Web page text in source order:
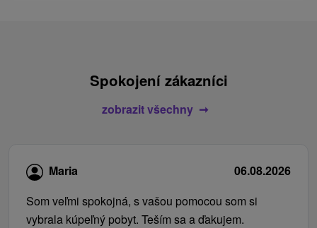
Spokojení zákazníci
zobrazit všechny
Maria
06.08.2026
Som veľmi spokojná, s vašou pomocou som si
vybrala kúpeľný pobyt. Teším sa a ďakujem.